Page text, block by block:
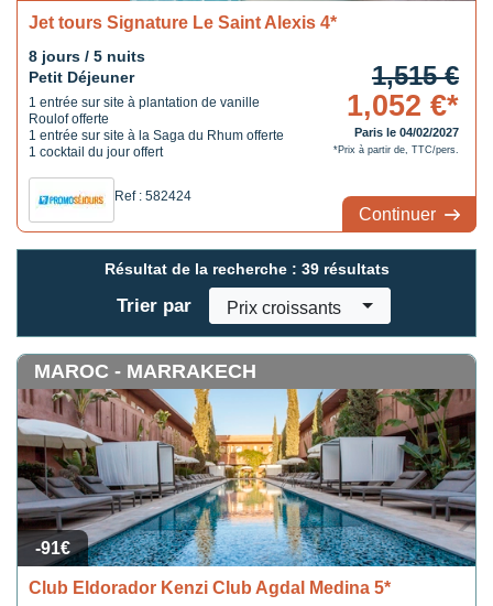
Jet tours Signature Le Saint Alexis 4*
8 jours / 5 nuits
Petit Déjeuner
1 entrée sur site à plantation de vanille
Roulof offerte
1 entrée sur site à la Saga du Rhum offerte
1 cocktail du jour offert
Ref : 582424
1,515 €
1,052 €*
Paris le 04/02/2027
*Prix à partir de, TTC/pers.
Continuer
Résultat de la recherche : 39 résultats
Trier par Prix croissants
-91€
MAROC - MARRAKECH
Club Eldorador Kenzi Club Agdal Medina 5*